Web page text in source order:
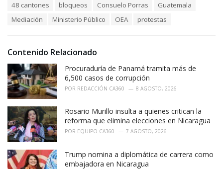
i
:
48 cantones bloqueos Consuelo Porras
Guatemala
Mediación
Ministerio Público OEA protestas
Contenido Relacionado
Procuraduría de Panamá tramita más de
6,500 casos de corrupción
POR REDACCIÓN CA360 8 AGOSTO, 2026
Rosario Murillo insulta a quienes critican la
reforma que elimina elecciones en Nicaragua
POR EQUIPO CA360 7 AGOSTO, 2026
Trump nomina a diplomática de carrera como
embajadora en Nicaragua